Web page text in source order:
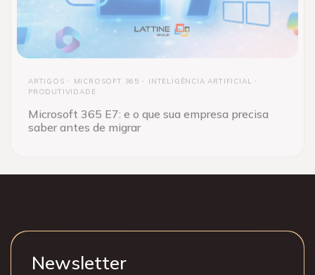
ARTIGOS MICROSOFT 365
INTELIGÊNCIA ARTIFICIAL
PRODUTIVIDADE
Microsoft 365 E7: e o que sua empresa precisa
saber antes de migrar
Newsletter